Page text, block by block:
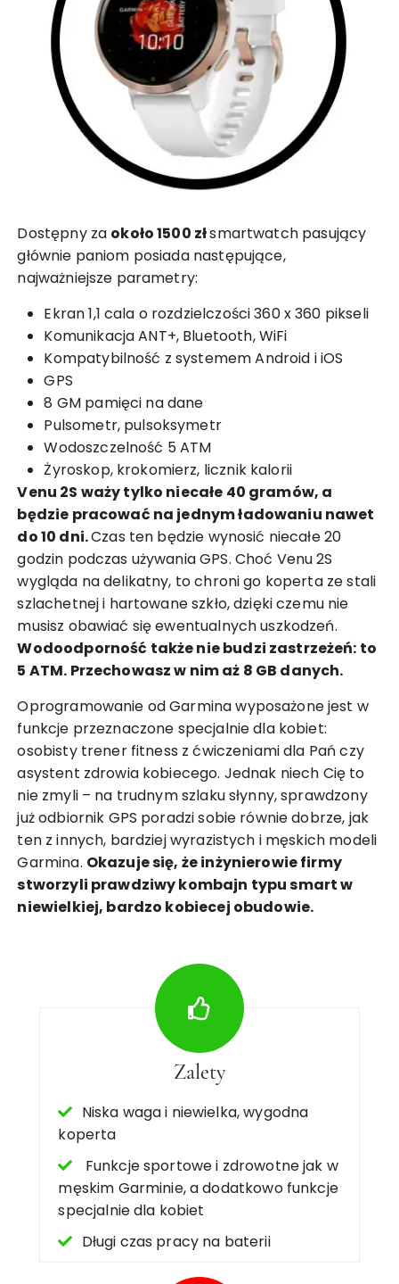
Dostępny za około 1500 złsmartwatch pasujący
głównie paniom posiada następujące,
najważniejsze parametry:
Ekran 1,1 cala o rozdzielczości 360 x 360 pikseli
Komunikacja ANT+, Bluetooth, WiFi
Kompatybilność z systemem Android i iOS
GPS
8 GM pamięci na dane
Pulsometr, pulsoksymetr
Wodoszczelność 5 ATM
Żyroskop, krokomierz, licznik kalorii
Venu 2S waży tylko niecałe 40 gramów, a
będzie pracować na jednym ładowaniu nawet
do 10 dni.Czas ten będzie wynosić niecałe 20
godzin podczas używania GPS. Choć Venu 2S
wygląda na delikatny, to chroni go koperta ze stali
szlachetnej i hartowane szkło, dzięki czemu nie
musisz obawiać się ewentualnych uszkodzeń.
Wodoodporność także nie budzi zastrzeżeń: to
5 ATM. Przechowasz w nim aż 8 GB danych.
Oprogramowanie od Garmina wyposażone jest w
funkcje przeznaczone specjalnie dla kobiet:
osobisty trener fitness z ćwiczeniami dla Pań czy
asystent zdrowia kobiecego. Jednak niech Cię to
nie zmyli – na trudnym szlaku słynny, sprawdzony
już odbiornik GPS poradzi sobie równie dobrze, jak
ten z innych, bardziej wyrazistych i męskich modeli
Garmina. Okazuje się, że inżynierowie firmy
stworzyli prawdziwy kombajn typu smart w
niewielkiej, bardzo kobiecej obudowie.
Zalety
Niska waga i niewielka, wygodna
koperta
Funkcje sportowe i zdrowotne jak w
męskim Garminie, a dodatkowo funkcje
specjalnie dla kobiet
Długi czas pracy na baterii